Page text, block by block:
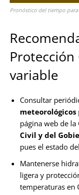
Pronóstico del tiempo
variable
Consultar
meteorológicos
página web de la
Civil y del
pues el estado
Mantenerse
ligera y
temperaturas en